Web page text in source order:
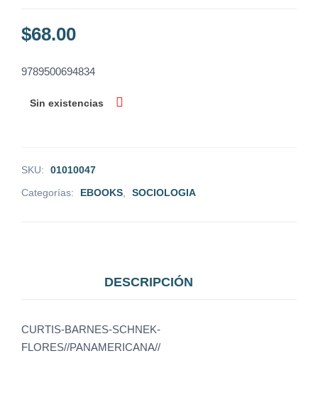
$68.00
9789500694834
Sin existencias
SKU:
01010047
Categorías:
EBOOKS SOCIOLOGIA
DESCRIPCIÓN
CURTIS-BARNES-SCHNEK-
FLORES//PANAMERICANA//